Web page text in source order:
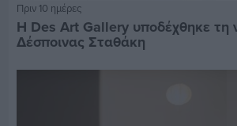
Πριν 10 ημέρες
Η Des Art Gallery υποδέχθηκε τη
Δέσποινας Σταθάκη